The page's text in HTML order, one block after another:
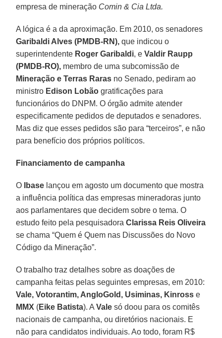
empresa de mineração Comin & Cia Ltda.
A lógica é a da aproximação. Em 2010, os senadores
Garibaldi Alves (PMDB-RN), que indicou o
superintendente Roger Garibaldi, eValdir Raupp
(PMDB-RO), membro de uma subcomissão de
Mineração e Terras Raras no Senado, pediram ao
ministro Edison Lobão gratificações para
funcionários do DNPM. O órgão admite atender
especificamente pedidos de deputados e senadores.
Mas diz que esses pedidos são para “terceiros”, e não
para benefício dos próprios políticos.
Financiamento de campanha
O Ibase lançou em agosto um documento que mostra
a influência política das empresas mineradoras junto
aos parlamentares que decidem sobre o tema. O
estudo feito pela pesquisadoraClarissa Reis Oliveira
se chama “Quem é Quem nas Discussões do Novo
Código da Mineração”.
O trabalho traz detalhes sobre as doações de
campanha feitas pelas seguintes empresas, em 2010:
Vale, Votorantim, AngloGold, Usiminas, Kinrosse
MMX (Eike Batista). AVale só doou para os comitês
nacionais de campanha, ou diretórios nacionais. E
não para candidatos individuais. Ao todo, foram R$